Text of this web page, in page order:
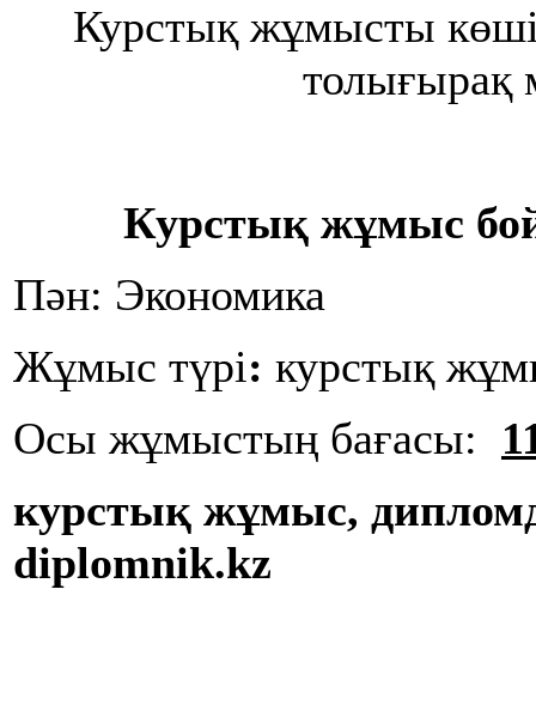
Курстық жұмысты
толығырақ
Курстық жұмыс
Пән: Экономика
Жұмыс түрі: курстық
Осы жұмыстың бағасы:
курстық жұмыс,
diplomnik.kz